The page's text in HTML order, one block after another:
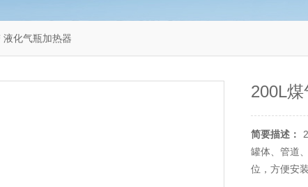
液化气瓶加热器
200L
简要描述：
罐体、管道
位，方便安装